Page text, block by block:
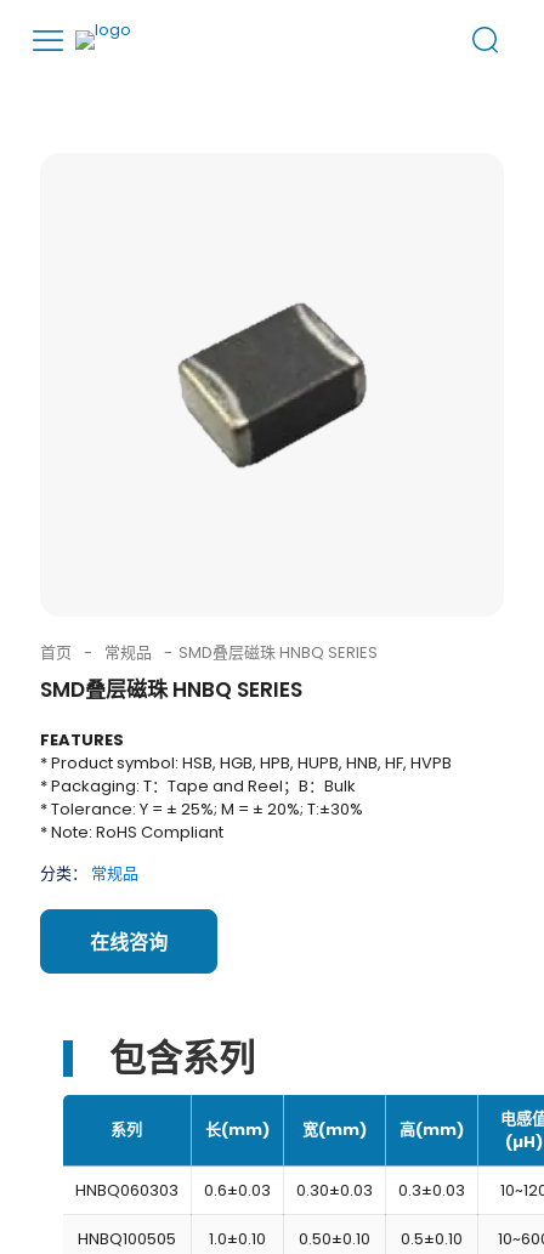
首页 - 常规品 - SMD叠层磁珠 HNBQ SERIES
SMD叠层磁珠 HNBQ SERIES
FEATURES
* Product symbol: HSB, HGB, HPB, HUPB, HNB, HF, HVPB
* Packaging: T：Tape and Reel；B：Bulk
* Tolerance: Y = ± 25%; M = ± 20%; T:±30%
* Note: RoHS Compliant
分类： 常规品
在线咨询
包含系列
系列 长(mm) 宽(mm) 高(mm)
电感
(µH)
HNBQ060303 0.6±0.03 0.30±0.03 0.3±0.03
HNBQ100505 1.0±0.10 0.50±0.10 0.5±0.10